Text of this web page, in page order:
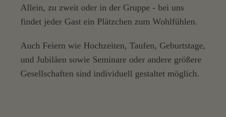
Allein, zu zweit oder in der Gruppe - bei uns
findet jeder Gast ein Plätzchen zum Wohlfühlen.
Auch Feiern wie Hochzeiten, Taufen, Geburtstage,
und Jubiläen sowie Seminare oder andere größere
Gesellschaften sind individuell gestaltet möglich.